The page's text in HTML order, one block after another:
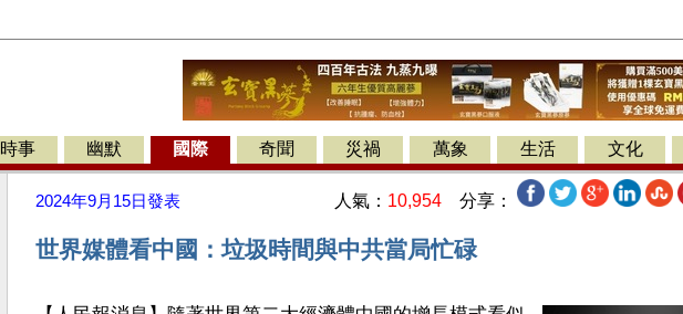
時事 幽默 國際 奇聞 災禍 萬象 生活 文化
2024年9月15日發表 人氣： 10,954 分享：
世界媒體看中國：垃圾時間與中共當局忙碌